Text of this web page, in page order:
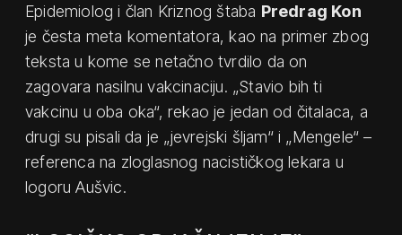
Epidemiolog i član Kriznog štaba Predrag Kon
je česta meta komentatora, kao na primer zbog
teksta u kome se netačno tvrdilo da on
zagovara nasilnu vakcinaciju. „Stavio bih ti
vakcinu u oba oka“, rekao je jedan od čitalaca, a
drugi su pisali da je „jevrejski šljam“ i „Mengele“ –
referenca na zloglasnog nacističkog lekara u
logoru Aušvic.